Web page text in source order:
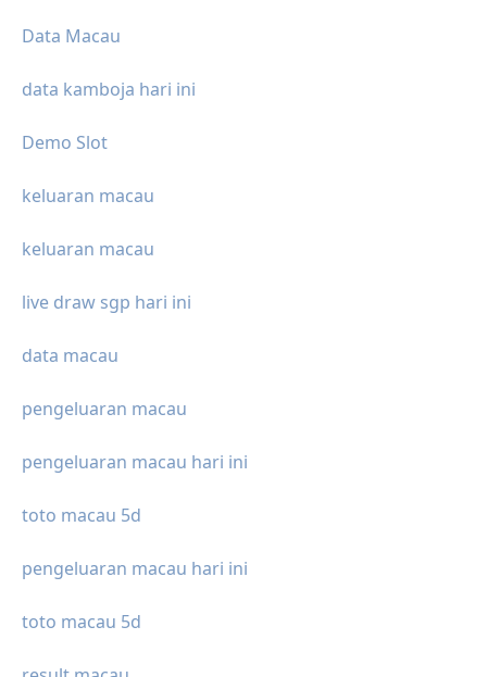
Data Macau
data kamboja hari ini
Demo Slot
keluaran macau
keluaran macau
live draw sgp hari ini
data macau
pengeluaran macau
pengeluaran macau hari ini
toto macau 5d
pengeluaran macau hari ini
toto macau 5d